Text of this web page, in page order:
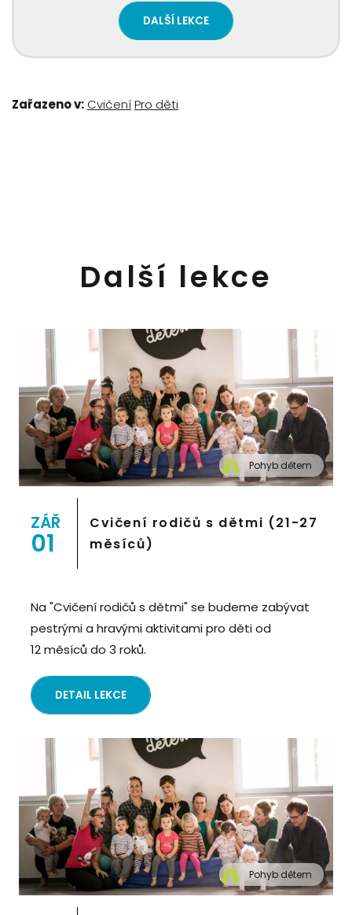
DALŠÍ LEKCE
Zařazeno v: CvičeníPro děti
Další lekce
" alt="Cvičení pro děti "Pohyb dětem", Praha 2,
Prostor 8">
Pohyb dětem
ZÁŘ
01
Cvičení rodičů s dětmi (21-27
měsíců)
Na "Cvičení rodičů s dětmi" se budeme zabývat
pestrými a hravými aktivitami pro děti od
12 měsíců do 3 roků.
DETAIL LEKCE
" alt="Cvičení pro děti "Pohyb dětem", Praha 2,
Pohyb dětem